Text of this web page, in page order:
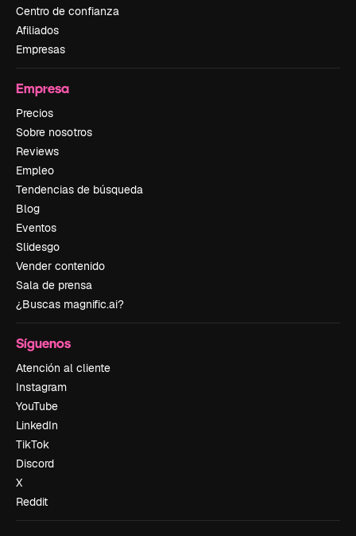
Centro de confianza
Afiliados
Empresas
Empresa
Precios
Sobre nosotros
Reviews
Empleo
Tendencias de búsqueda
Blog
Eventos
Slidesgo
Vender contenido
Sala de prensa
¿Buscas magnific.ai?
Síguenos
Atención al cliente
Instagram
YouTube
LinkedIn
TikTok
Discord
X
Reddit